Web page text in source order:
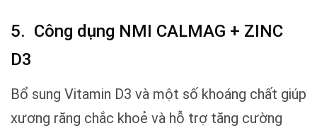
5. Công dụng NMI CALMAG + ZINC
D3
Bổ sung Vitamin D3 và một số khoáng chất giúp
xương răng chắc khoẻ và hỗ trợ tăng cường